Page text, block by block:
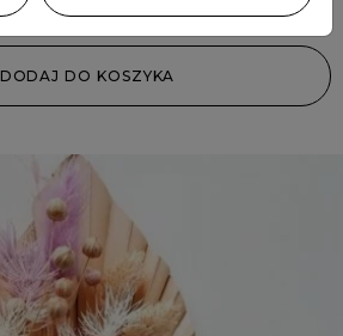
DODAJ DO KOSZYKA